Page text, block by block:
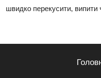
швидко перекусити, випити